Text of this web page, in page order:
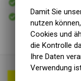
Sofort abholbar
Abholung Lüscher
Damit Sie
nutzen
Cookies und
die Kontrolle
Ihre Daten
Verwendung